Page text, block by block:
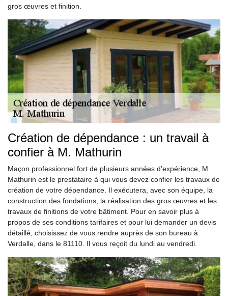
gros œuvres et finition.
Création de dépendance : un travail à
confier à M. Mathurin
Maçon professionnel fort de plusieurs années d’expérience, M.
Mathurin est le prestataire à qui vous devez confier les travaux de
création de votre dépendance. Il exécutera, avec son équipe, la
construction des fondations, la réalisation des gros œuvres et les
travaux de finitions de votre bâtiment. Pour en savoir plus à
propos de ses conditions tarifaires et pour lui demander un devis
détaillé, choisissez de vous rendre auprès de son bureau à
Verdalle, dans le 81110. Il vous reçoit du lundi au vendredi.